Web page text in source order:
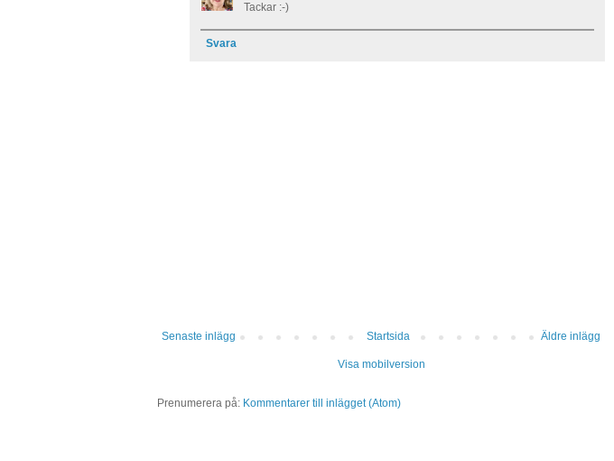
Tackar :-)
Svara
Senaste inlägg Äldre inlägg
Startsida
Visa mobilversion
Prenumerera på: Kommentarer till inlägget (Atom)